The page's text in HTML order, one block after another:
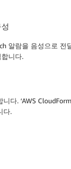
알람을 음성으로 전
니다.
다. ‘AWS
다.